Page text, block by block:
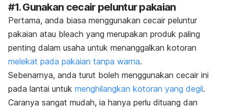
#1. Gunakan cecair peluntur pakaian
Pertama, anda biasa menggunakan cecair peluntur
pakaian atau bleach yang merupakan produk paling
penting dalam usaha untuk menanggalkan kotoran
melekat pada pakaian tanpa warna.
Sebenarnya, anda turut boleh menggunakan cecair ini
pada lantai untuk menghilangkan kotoran yang degil.
Caranya sangat mudah, ia hanya perlu dituang dan